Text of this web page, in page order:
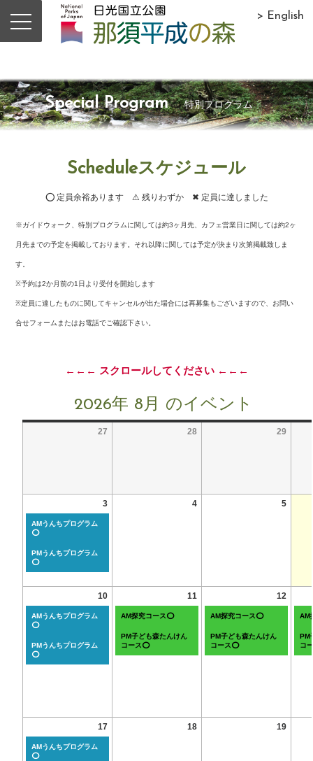
> English
Special Program 特別プログラム
Scheduleスケジュール
⭕ 定員余裕あります ⚠ 残りわずか ✖ 定員に達しました
※ガイドウォーク、特別プログラムに関しては約3ヶ月先、カフェ営業日に関しては約2ヶ
月先までの予定を掲載しております。それ以降に関しては予定が決まり次第掲載致しま
す。
※予約は2か月前の1日より受付を開始します
※定員に達したものに関してキャンセルが出た場合には再募集もございますので、お問い
合せフォームまたはお電話でご確認下さい。
←←← スクロールしてください ←←←
2026年 8月 のイベント
27 28 29
3
AMうんちプログラム
⭕
PMうんちプログラム
⭕
4 5
10
AMうんちプログラム
⭕
PMうんちプログラム
⭕
11
AM探究コース⭕
PM子ども森たんけん
コース⭕
12
AM探究コース⭕
PM子ども森たんけん
コース⭕
AM
PM
コ
17
AMうんちプログラム
⭕
18 19